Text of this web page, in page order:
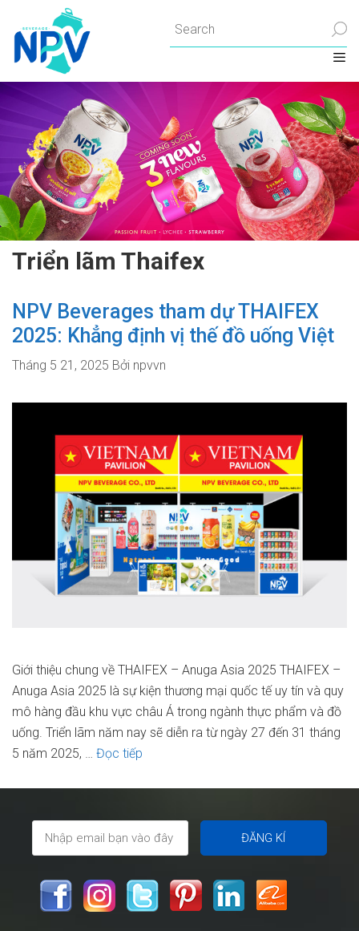
đến
Triển lãm Thaifex
NPV Beverages tham dự THAIFEX
2025: Khẳng định vị thế đồ uống Việt
Tháng 5 21, 2025 Bởi npvvn
Giới thiệu chung về THAIFEX – Anuga Asia 2025 THAIFEX –
Anuga Asia 2025 là sự kiện thương mại quốc tế uy tín và quy
mô hàng đầu khu vực châu Á trong ngành thực phẩm và đồ
uống. Triển lãm năm nay sẽ diễn ra từ ngày 27 đến 31 tháng
5 năm 2025, … Đọc tiếp
THAIFEX
2025:
Khẳng
định